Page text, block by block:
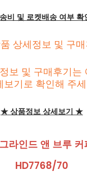
비 및 로켓배송 여부
상세정보 및 구매
보 및 구매후기는
보기로 확인해 주
★ 상품정보 상세보기 ★
라인드 앤 브루 커
HD7768/70